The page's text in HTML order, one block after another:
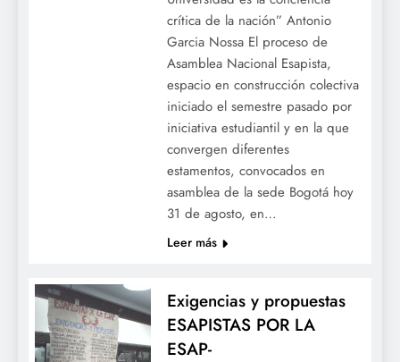
crítica de la nación” Antonio
Garcia Nossa El proceso de
Asamblea Nacional Esapista,
espacio en construcción colectiva
iniciado el semestre pasado por
iniciativa estudiantil y en la que
convergen diferentes
estamentos, convocados en
asamblea de la sede Bogotá hoy
31 de agosto, en…
Leer más
Exigencias y propuestas
ESAPISTAS POR LA
ESAP-